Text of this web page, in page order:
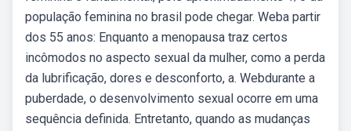
população feminina no brasil pode chegar. Weba partir
dos 55 anos: Enquanto a menopausa traz certos
incômodos no aspecto sexual da mulher, como a perda
da lubrificação, dores e desconforto, a. Webdurante a
puberdade, o desenvolvimento sexual ocorre em uma
sequência definida. Entretanto, quando as mudanças